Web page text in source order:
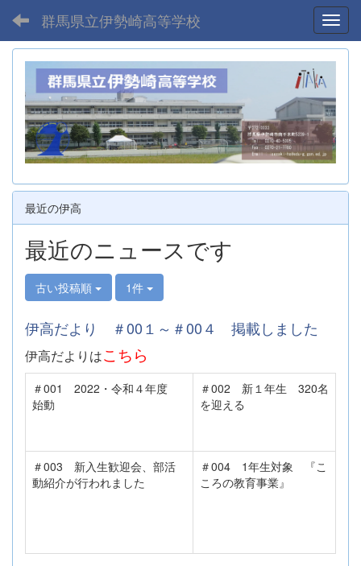
群馬県立伊勢崎高等学校
最近の伊高
最近のニュースです
古い投稿順 1件
伊高だより ＃00１～＃00４ 掲載しました
伊高だよりはこちら
＃001 2022・令和４年度
始動
＃002 新１年生 320名
を迎える
＃003 新入生歓迎会、部活
動紹介が行われました
＃004 1年生対象 『こ
ころの教育事業』